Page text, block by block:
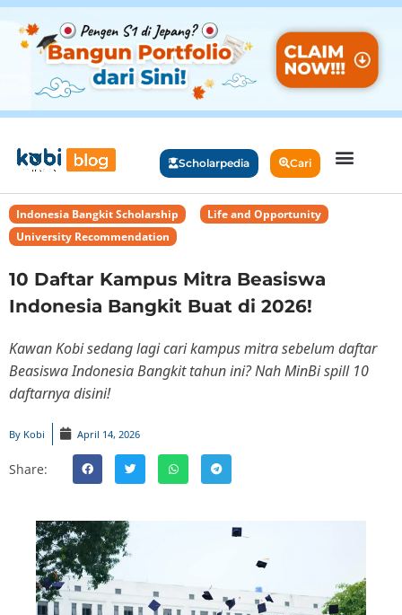
Scholarpedia Cari
Indonesia Bangkit Scholarship Life and Opportunity
University Recommendation
10 Daftar Kampus Mitra Beasiswa
Indonesia Bangkit Buat di 2026!
Kawan Kobi sedang lagi cari kampus mitra sebelum daftar
Beasiswa Indonesia Bangkit tahun ini? Nah MinBi spill 10
daftarnya disini!
By Kobi April 14, 2026
Share: